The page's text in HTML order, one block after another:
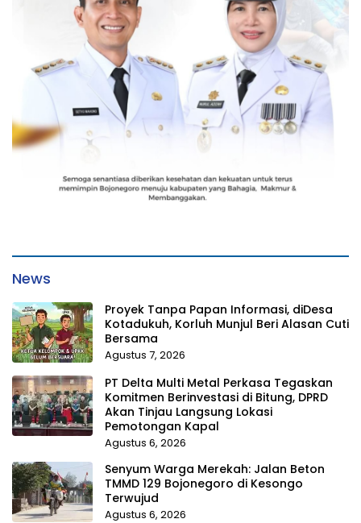
News
Proyek Tanpa Papan Informasi, diDesa
Kotadukuh, Korluh Munjul Beri Alasan Cuti
Bersama
Agustus 7, 2026
PT Delta Multi Metal Perkasa Tegaskan
Komitmen Berinvestasi di Bitung, DPRD
Akan Tinjau Langsung Lokasi
Pemotongan Kapal
Agustus 6, 2026
Senyum Warga Merekah: Jalan Beton
TMMD 129 Bojonegoro di Kesongo
Terwujud
Agustus 6, 2026